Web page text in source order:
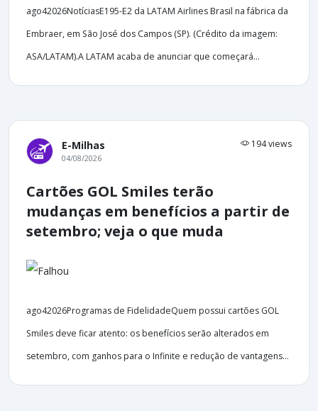
ago42026NotíciasE195-E2 da LATAM Airlines Brasil na fábrica da
Embraer, em São José dos Campos (SP). (Crédito da imagem:
ASA/LATAM).A LATAM acaba de anunciar que começará...
E-Milhas 194 views
04/08/2026
Cartões GOL Smiles terão
mudanças em benefícios a partir de
setembro; veja o que muda
ago42026Programas de FidelidadeQuem possui cartões GOL
Smiles deve ficar atento: os benefícios serão alterados em
setembro, com ganhos para o Infinite e redução de vantagens...